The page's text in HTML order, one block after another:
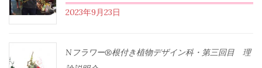
2023年9月23日
Nフラワー®根付き植物デザイン科・第三回目 理